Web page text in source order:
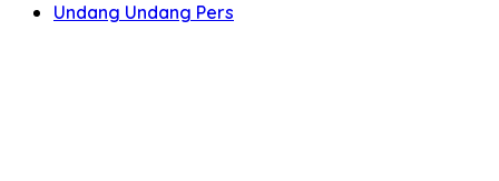
Undang Undang Pers